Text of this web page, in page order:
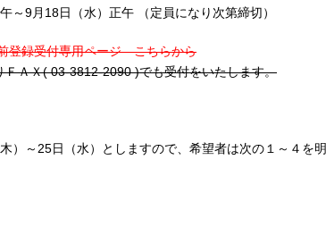
～9月18日（水）正午 （定員になり次第締切）
登録受付専用ページ こちらから
ＡＸ( 03-3812-2090 )でも受付をいたします。
～25日（水）としますので、希望者は次の１～４を明